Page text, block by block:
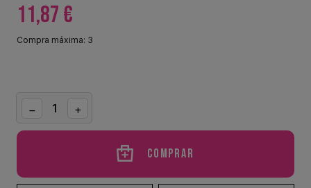
11,87 €
Compra máxima: 3
Comprar